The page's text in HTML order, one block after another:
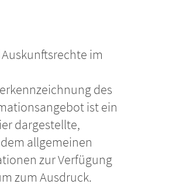
im
des
ist ein
dargestellte,
allgemeinen
zur Verfügung
zum Ausdruck.